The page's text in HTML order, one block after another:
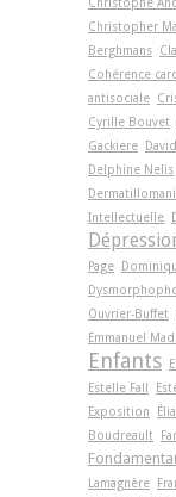
Christopher
Berghmans
Cohérence
antisociale
Cyrille Bouvet
Gackiere
Delphine Nelis
Intellectuelle
Page
Ouvrier-Buffet
Emmanuel
Enfants
Estelle Fall
Exposition
Boudreault
Lamagnère